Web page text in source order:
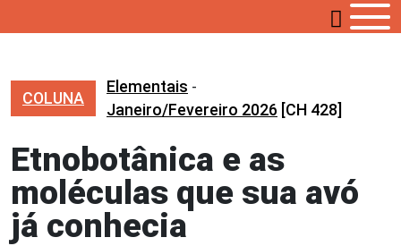
COLUNA
Elementais -
Janeiro/Fevereiro 2026 [CH 428]
Etnobotânica e as
moléculas que sua avó
já conhecia